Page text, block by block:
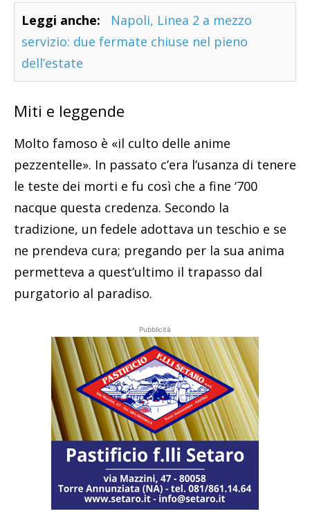
Leggi anche:
Napoli, Linea 2 a mezzo
servizio: due fermate chiuse nel pieno
dell’estate
Miti e leggende
Molto famoso è «il culto delle anime
pezzentelle». In passato c’era l’usanza di tenere
le teste dei morti e fu così che a fine ‘700
nacque questa credenza. Secondo la
tradizione, un fedele adottava un teschio e se
ne prendeva cura; pregando per la sua anima
permetteva a quest’ultimo il trapasso dal
purgatorio al paradiso.
Pubblicità